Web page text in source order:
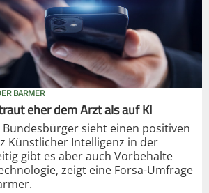
BARMER
eher dem Arzt als auf KI
sieht einen positiven
Künstlicher Intelligenz in der
gibt es aber auch Vorbehalte
zeigt eine Forsa-Umfrage